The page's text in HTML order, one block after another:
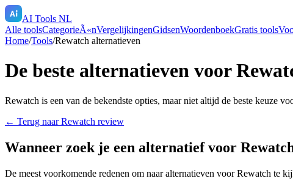
AI Tools NL
Alle toolsCategorieÃ«nVergelijkingenGidsenWoordenboekGratis tools
Home/Tools/Rewatch alternatieven
De beste alternatieven voor
Rewatch is een van de bekendste opties, maar niet altijd de beste keuze
← Terug naarRewatch review
Wanneer zoek je een alternatief voor
De meest voorkomende redenen om naar alternatieven voorRewatch te